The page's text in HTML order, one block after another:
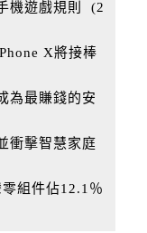
機遊戲規則
(2
X將接棒
為最賺錢的安
衝擊智慧家庭
組件佔12.1％